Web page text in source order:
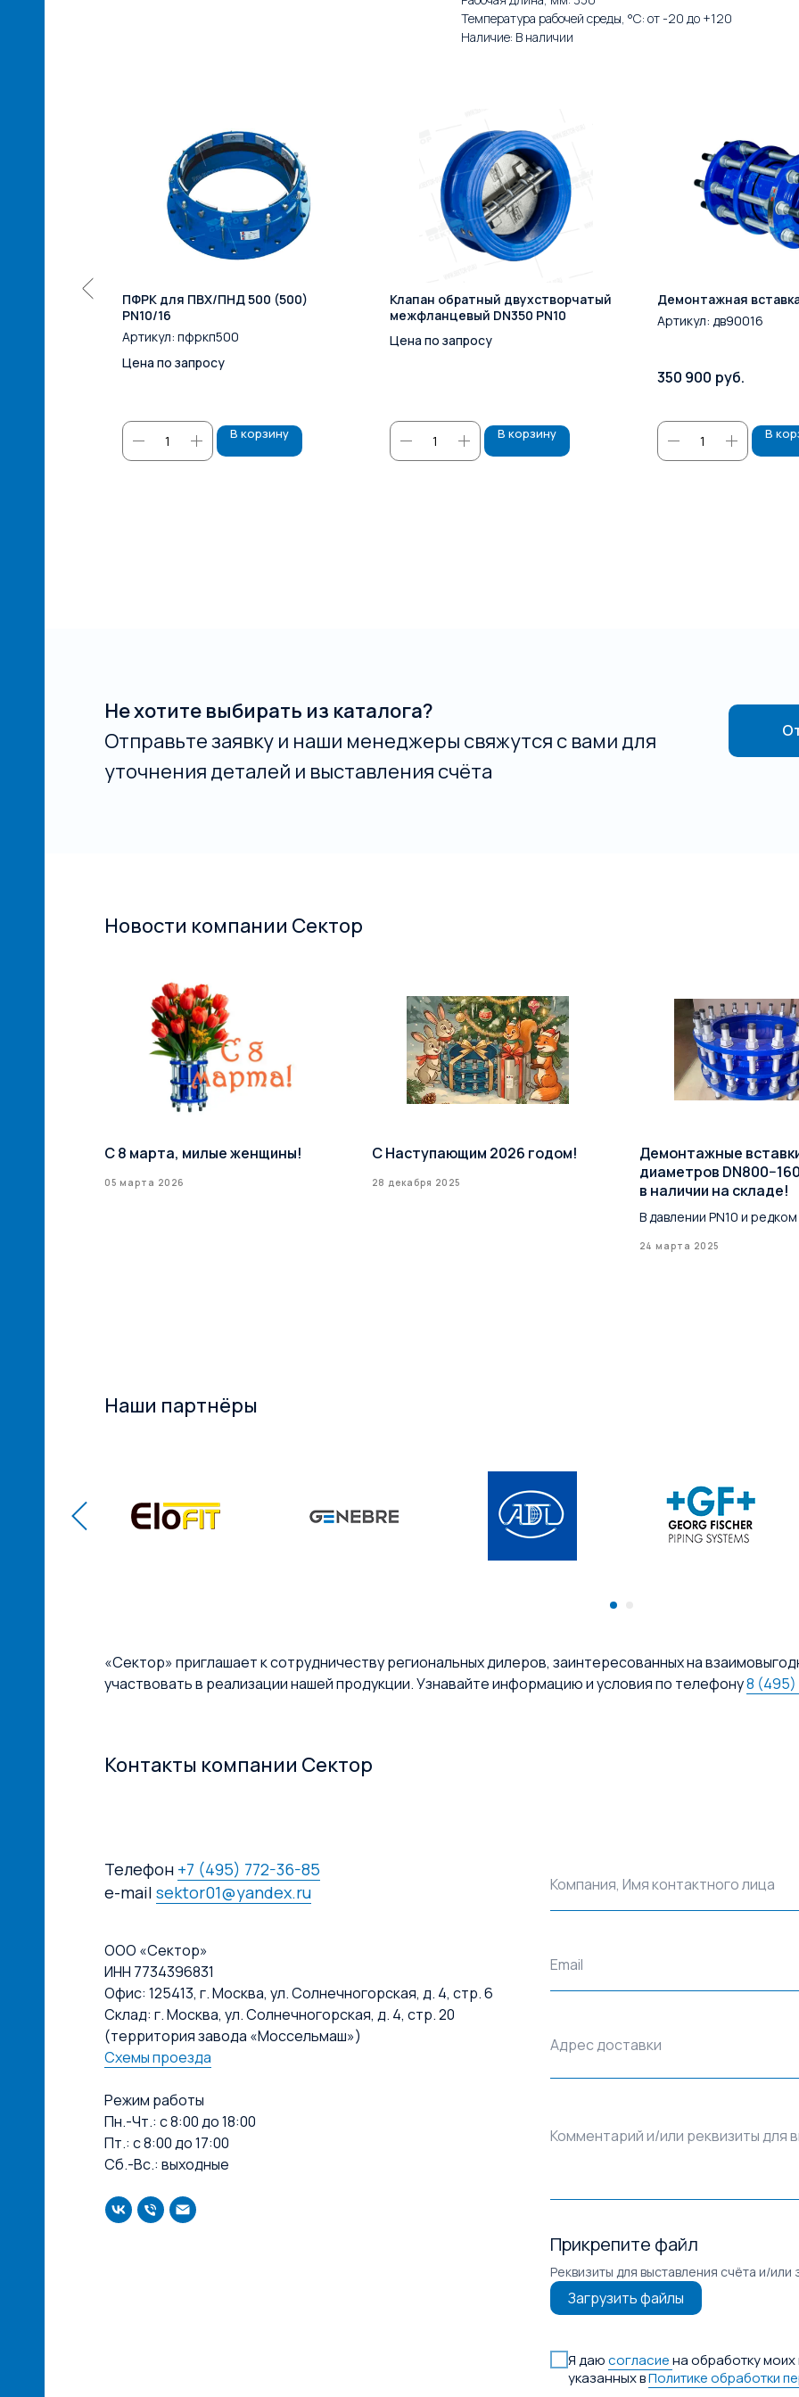
Температура рабочей среды, °С: от -20 до +120
Наличие: В наличии
ПФРК для ПВХ/ПНД 500 (500)
PN10/16
Артикул: пфркп500
Цена по запросу
В корзину
Клапан обратный двухстворчатый
межфланцевый DN350 PN10
Цена по запросу
В корзину
Демонтажная
Артикул: дв90016
350 900 руб.
В
Не хотите выбирать из каталога?
Отправьте заявку и наши менеджеры свяжутся с вами для
уточнения деталей и выставления счёта
Новости компании Сектор
С 8 марта, милые женщины!
05 марта 2026
С Наступающим 2026 годом!
28 декабря 2025
Демонтажные
диаметров
в наличии на складе!
В давлении PN10 и редком
24 марта 2025
Наши партнёры
«Сектор» приглашает к сотрудничеству региональных дилеров, заинтересованных на
участвовать в реализации нашей продукции. Узнавайте информацию и условия по телефону8 (495)
Контакты компании Сектор
Телефон +7 (495) 772-36-85
e-mail sektor01@yandex.ru
ООО «Сектор»
ИНН 7734396831
Офис: 125413, г. Москва, ул. Солнечногорская, д. 4, стр. 6
Склад: г. Москва, ул. Солнечногорская, д. 4, стр. 20
(территория завода «Моссельмаш»)
Схемы проезда
Режим работы
Пн.-Чт.: с 8:00 до 18:00
Пт.: с 8:00 до 17:00
Сб.-Вс.: выходные
Компания, Имя контактного лица
Email
Адрес доставки
Комментарий и/или реквизиты для
Прикрепите файл
Реквизиты для выставления счёта и/
Загрузить файлы
Я даюсогласиена обработку моих
указанных вПолитике обработки